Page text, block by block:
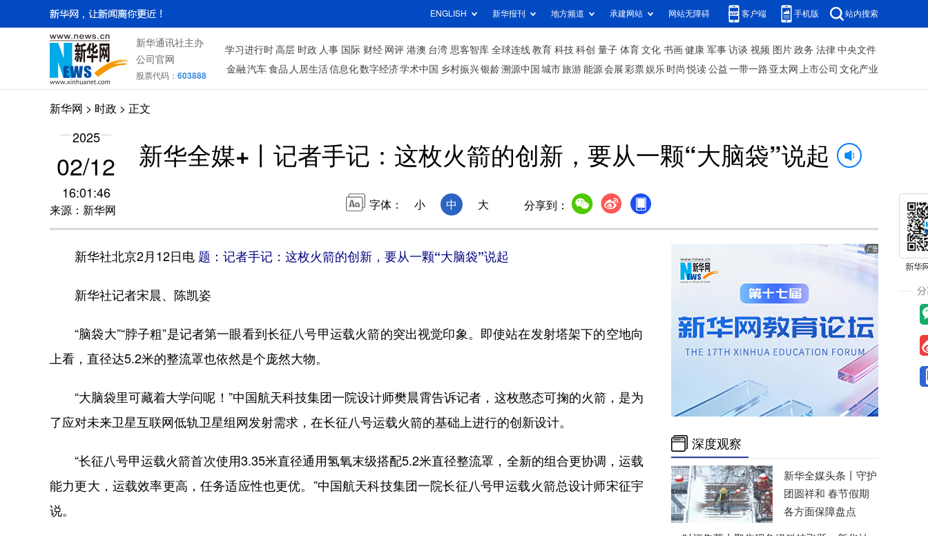
ENGLISH 新华报刊 地方频道 承建网站 网站无障碍 客户端 手机版 站内搜索
新华通讯社主办
公司官网
股票代码： 603888
学习进行时 高层 时政 人事 国际 财经 网评 港澳 台湾 思客智库 全球连线 教育 科技 科创 量子 体育 文化 书画 健康 军事 访谈 视频 图片 政务 法律 中央文件
金融 汽车 食品 人居生活信息化数字经济学术中国 乡村振兴银龄溯源中国 城市旅游 能源 会展 彩票娱乐 时尚 悦读 公益 一带一路 亚太网 上市公司 文化产业
新华网 > 时政 > 正文
2025
02/12
16:01:46
来源：新华网
新华全媒+丨记者手记：这枚火箭的创新，要从一颗“大脑袋”说起
字体： 小 中 大 分享到：
新华社北京2月12日电 题：记者手记：这枚火箭的创新，要从一颗“大脑袋”说起
新华社记者宋晨、陈凯姿
“脑袋大”“脖子粗”是记者第一眼看到长征八号甲运载火箭的突出视觉印象。即使站在发射塔架下的空地向
上看，直径达5.2米的整流罩也依然是个庞然大物。
“大脑袋里可藏着大学问呢！”中国航天科技集团一院设计师樊晨霄告诉记者，这枚憨态可掬的火箭，是为
了应对未来卫星互联网低轨卫星组网发射需求，在长征八号运载火箭的基础上进行的创新设计。
“长征八号甲运载火箭首次使用3.35米直径通用氢氧末级搭配5.2米直径整流罩，全新的组合更协调，运载
能力更大，运载效率更高，任务适应性也更优。”中国航天科技集团一院长征八号甲运载火箭总设计师宋征宇
说。
深度观察
新华全媒头条丨 守护
团圆祥和 春节假期
各方面保障盘点